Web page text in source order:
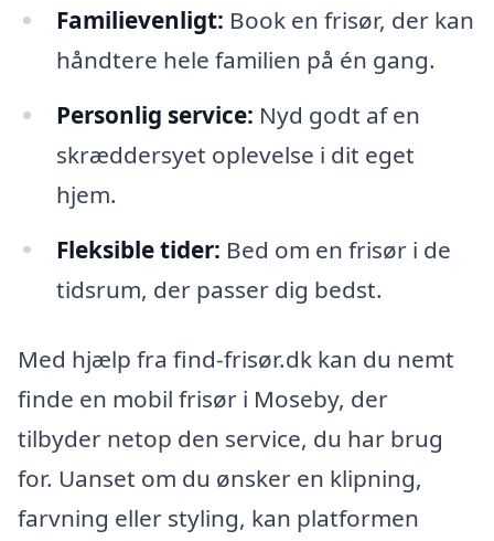
Familievenligt: Book en frisør, der kan
håndtere hele familien på én gang.
Personlig service: Nyd godt af en
skræddersyet oplevelse i dit eget
hjem.
Fleksible tider: Bed om en frisør i de
tidsrum, der passer dig bedst.
Med hjælp fra find-frisør.dk kan du nemt
finde en mobil frisør i Moseby, der
tilbyder netop den service, du har brug
for. Uanset om du ønsker en klipning,
farvning eller styling, kan platformen